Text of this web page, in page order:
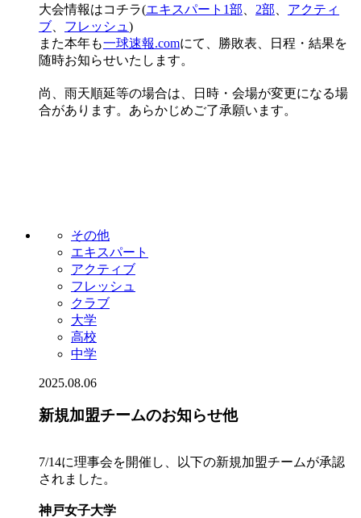
大会情報はコチラ(エキスパート1部 2部
アクティ
ブ
フレッシュ )
また本年も一球速報.comにて、勝敗表、日程・結果を
随時お知らせいたします。
尚、雨天順延等の場合は、日時・会場が変更になる場
合があります。あらかじめご了承願います。
その他
エキスパート
アクティブ
フレッシュ
クラブ
大学
高校
中学
2025.08.06
新規加盟チームのお知らせ他
7/14に理事会を開催し、以下の新規加盟チームが承認
されました。
神戸女子大学